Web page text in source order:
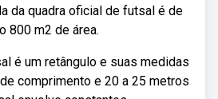
da quadra oficial de futsal é de
800 m2 de área.
é um retângulo e suas medidas
comprimento e 20 a 25 metros